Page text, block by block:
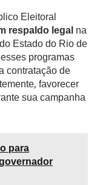
Eleitoral
respaldo legalna
Estado do Rio de
programas
contratação de
favorecer
sua campanha
para